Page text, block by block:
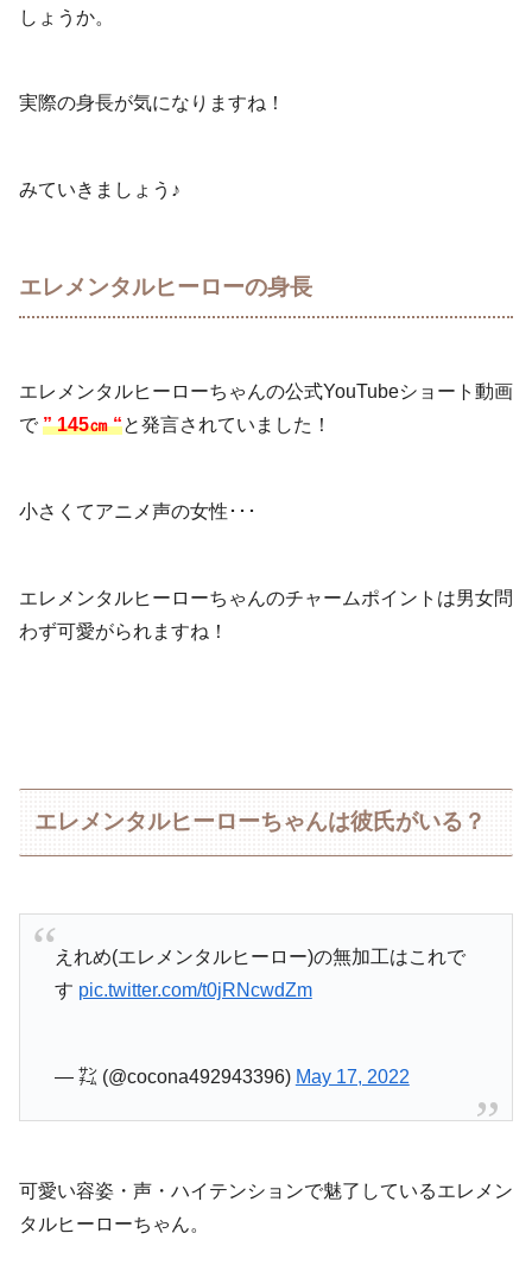
しょうか。
実際の身長が気になりますね！
みていきましょう♪
エレメンタルヒーローの身長
エレメンタルヒーローちゃんの公式YouTubeショート動画
で ” 145㎝ “と発言されていました！
小さくてアニメ声の女性･･･
エレメンタルヒーローちゃんのチャームポイントは男女問
わず可愛がられますね！
エレメンタルヒーローちゃんは彼氏がいる？
えれめ(エレメンタルヒーロー)の無加工はこれで
す pic.twitter.com/t0jRNcwdZm
— ㌠ (@cocona492943396) May 17, 2022
可愛い容姿・声・ハイテンションで魅了しているエレメン
タルヒーローちゃん。